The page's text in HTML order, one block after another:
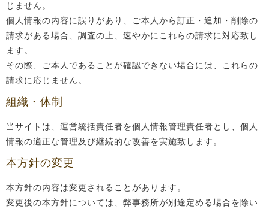
じません。
個人情報の内容に誤りがあり、ご本人から訂正・追加・削除の
請求がある場合、調査の上、速やかにこれらの請求に対応致し
ます。
その際、ご本人であることが確認できない場合には、これらの
請求に応じません。
組織・体制
当サイトは、運営統括責任者を個人情報管理責任者とし、個人
情報の適正な管理及び継続的な改善を実施致します。
本方針の変更
本方針の内容は変更されることがあります。
変更後の本方針については、弊事務所が別途定める場合を除い